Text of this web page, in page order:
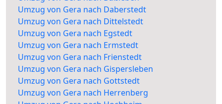
Umzug von Gera nach Daberstedt
Umzug von Gera nach Dittelstedt
Umzug von Gera nach Egstedt
Umzug von Gera nach Ermstedt
Umzug von Gera nach Frienstedt
Umzug von Gera nach Gispersleben
Umzug von Gera nach Gottstedt
Umzug von Gera nach Herrenberg